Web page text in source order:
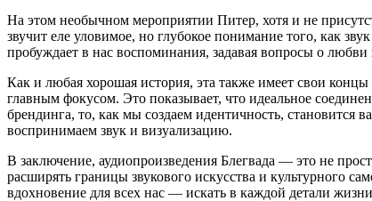
На этом необычном мероприятии Питер, хотя и не
звучит еле уловимое, но глубокое понимание того, как
пробуждает в нас воспоминания, задавая вопросы о любви
Как и любая хорошая история, эта также имеет свои
главным фокусом. Это показывает, что идеальное
брендинга, то, как мы создаем идентичность, становится
воспринимаем звук и визуализацию.
В заключение, аудиопроизведения Блегвада — это не
расширять границы звукового искусства и культурного
вдохновение для всех нас — искать в каждой детали